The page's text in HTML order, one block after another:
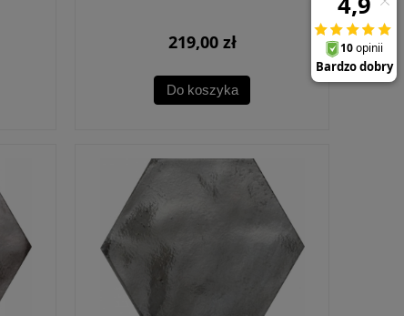
219,00 zł
Do koszyka